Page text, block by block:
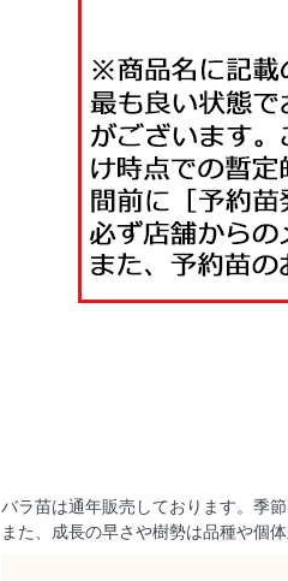
バラ苗は通年販売しております。季
また、成長の早さや樹勢は品種や個